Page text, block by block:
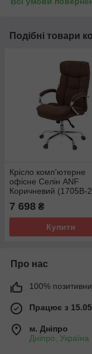
Подібні товари
Крісло комп'ютерне
офісне Селін ANF
Коричневий (1705B-
Brown) Акласс
7 698 ₴
Купити
Про нас
100%
Працює з
м. Дніпро
Дніпро, Україна